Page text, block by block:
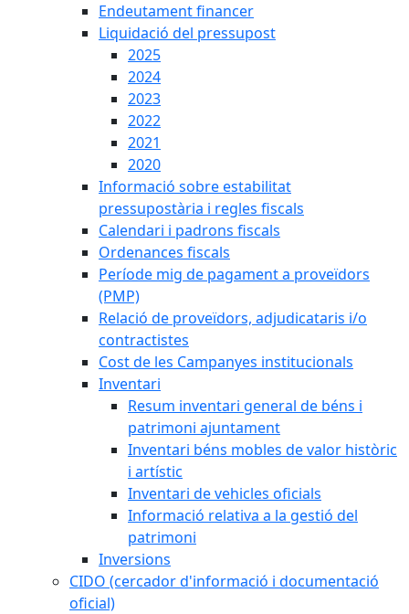
Endeutament financer
Liquidació del pressupost
2025
2024
2023
2022
2021
2020
Informació sobre estabilitat
pressupostària i regles fiscals
Calendari i padrons fiscals
Ordenances fiscals
Període mig de pagament a proveïdors
(PMP)
Relació de proveïdors, adjudicataris i/o
contractistes
Cost de les Campanyes institucionals
Inventari
Resum inventari general de béns i
patrimoni ajuntament
Inventari béns mobles de valor històric
i artístic
Inventari de vehicles oficials
Informació relativa a la gestió del
patrimoni
Inversions
CIDO (cercador d'informació i documentació
oficial)